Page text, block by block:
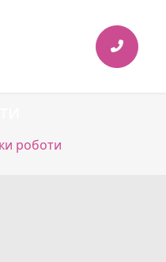
роботи